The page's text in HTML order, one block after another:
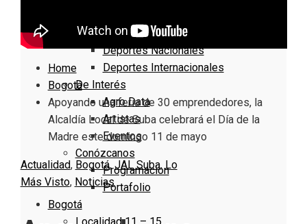
Deportes Locales
Deportes Nacionales
Deportes Internacionales
De Interés
Agro Data
Artistas
Eventos
Conózcanos
Programacion
Portafolio
Bogotá
Home
Bogotá
Apoyando una feria de 30 emprendedores, la
Alcaldía Local de Suba celebrará el Día de la
Madre este domingo 11 de mayo
Actualidad, Bogotá, JAL Suba, Lo
Más Visto, Noticias